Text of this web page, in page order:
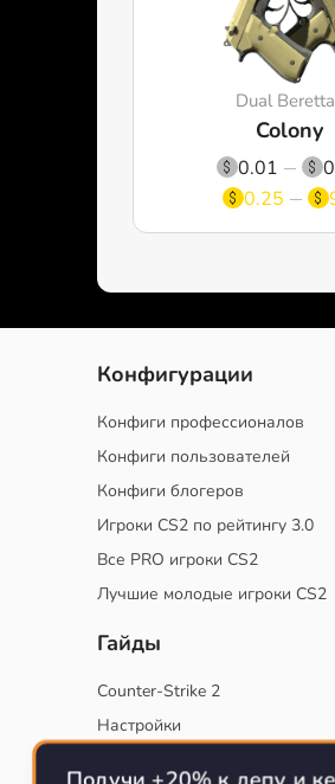
Dual
Colony
0.01
0.25
Конфигурации
Конфиги профессионалов
Конфиги пользователей
Конфиги блогеров
Игроки CS2 по рейтингу 3.0
Все PRO игроки CS2
Лучшие молодые игроки CS2
Гайды
Counter-Strike 2
Настройки